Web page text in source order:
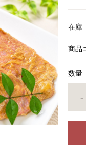
在庫
商品
数量
-